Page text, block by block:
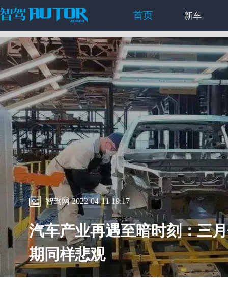
首页 新车
智驾网 2022-04-11 19:17
汽车产业再遇至暗时刻：三
期同样悲观